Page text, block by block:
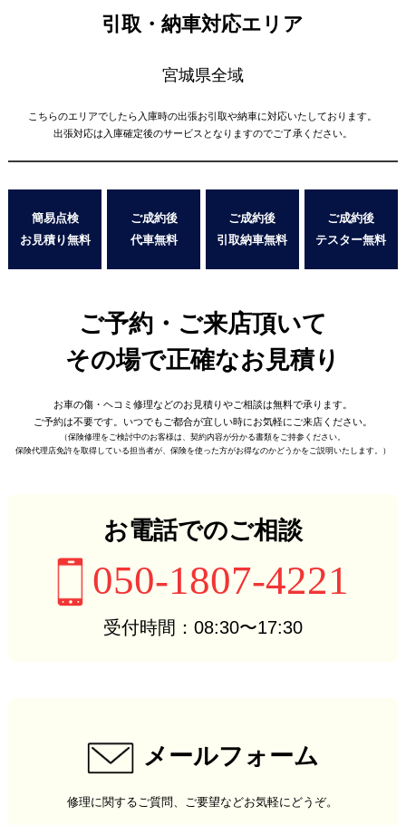
引取・納車対応エリア
宮城県全域
こちらのエリアでしたら入庫時の出張お引取や納車に対応いたしております。
出張対応は入庫確定後のサービスとなりますのでご了承ください。
簡易点検
お見積り無料
ご成約後
代車無料
ご成約後
引取納車無料
ご成約後
テスター無料
ご予約・ご来店頂いて
その場で正確なお見積り
お車の傷・ヘコミ修理などのお見積りやご相談は無料で承ります。
ご予約は不要です。 いつでもご都合が宜しい時にお気軽にご来店ください。
（保険修理をご検討中のお客様は、契約内容が分かる書類をご持参ください。
保険代理店免許を取得している担当者が、 保険を使った方がお得なのかどうかをご説明いたします。）
お電話でのご相談
050-1807-4221
受付時間：08:30〜17:30
メールフォーム
修理に関するご質問、ご要望などお気軽にどうぞ。